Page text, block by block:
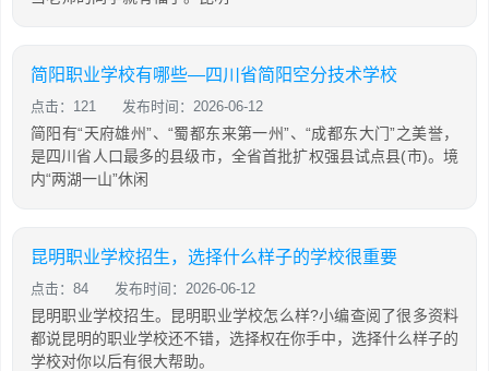
简阳职业学校有哪些—四川省简阳空分技术学校
点击：121 发布时间：2026-06-12
简阳有“天府雄州”、“蜀都东来第一州”、“成都东大门”之美誉，
是四川省人口最多的县级市，全省首批扩权强县试点县(市)。境
内“两湖一山”休闲
昆明职业学校招生，选择什么样子的学校很重要
点击：84 发布时间：2026-06-12
昆明职业学校招生。昆明职业学校怎么样?小编查阅了很多资料
都说昆明的职业学校还不错，选择权在你手中，选择什么样子的
学校对你以后有很大帮助。